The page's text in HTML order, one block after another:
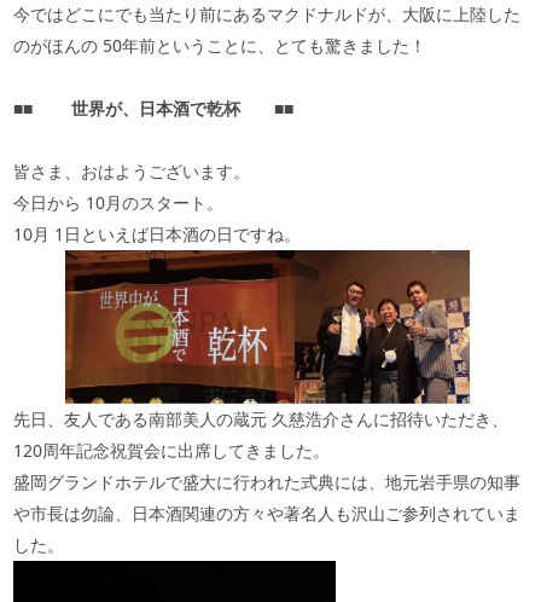
今ではどこにでも当たり前にあるマクドナルドが、大阪に上陸した
のがほんの 50年前ということに、とても驚きました！
■■ 世界が、日本酒で乾杯■■
皆さま、おはようございます。
今日から 10月のスタート。
10月 1 日といえば日本酒の日ですね。
先日、友人である南部美人の蔵元 久慈浩介さんに招待いただき、
120周年記念祝賀会に出席してきました。
盛岡グランドホテルで盛大に行われた式典には、地元岩手県の知事
や市長は勿論、日本酒関連の方々や著名人も沢山ご参列されていま
した。